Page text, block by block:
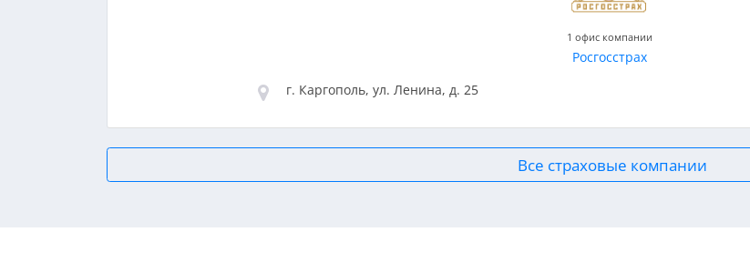
1 офис компании
Росгосстрах
г. Каргополь, ул. Ленина, д. 25
Все страховые компании